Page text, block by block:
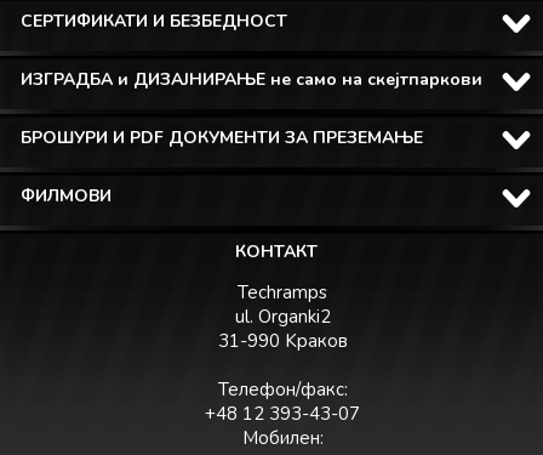
СЕРТИФИКАТИ И БЕЗБЕДНОСТ
ИЗГРАДБА и ДИЗАЈНИРАЊЕ не само на скејтпаркови
БРОШУРИ И PDF ДОКУМЕНТИ ЗА ПРЕЗЕМАЊЕ
ФИЛМОВИ
КОНТАКТ
Techramps
ul. Organki2
31-990 Kраков
Телефон/факс:
+48 12 393-43-07
Мобилен: